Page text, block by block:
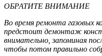
ОБРАТИТЕ ВНИМАНИЕ
Во время ремонта газовых
предстоит демонтаж
внимательно, запоминая
чтобы потом правильно